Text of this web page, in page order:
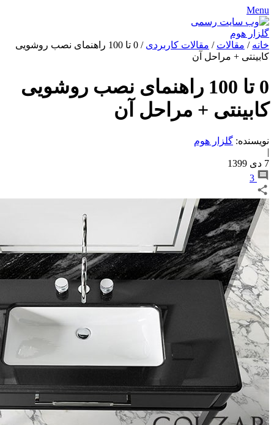
Menu
خانه / مقالات / مقالات کاربردی /
0 تا 100 راهنمای نصب روشویی
کابینتی + مراحل آن
0 تا 100 راهنمای نصب روشویی
کابینتی + مراحل آن
نویسنده: گلزار هوم
|
7 دی 1399
3